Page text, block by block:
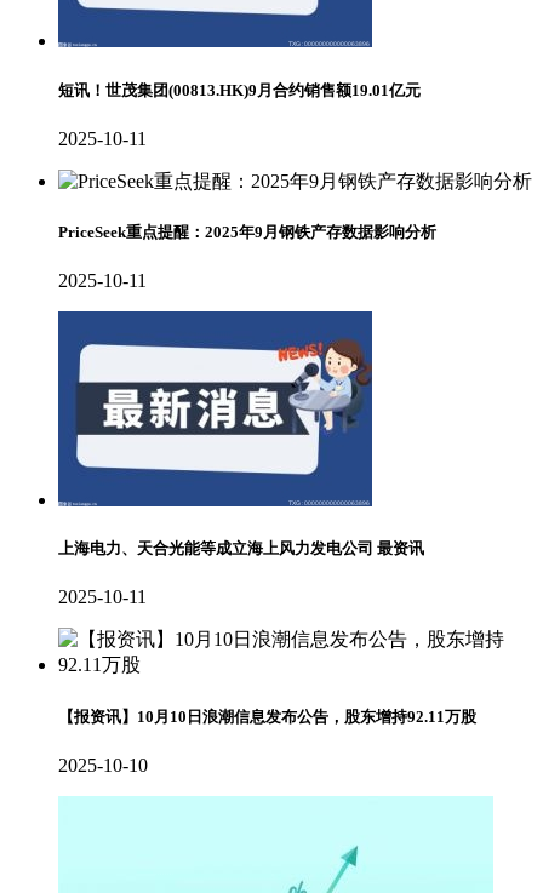
短讯！世茂集团(00813.HK)9月合约销售额19.01亿元
2025-10-11
PriceSeek重点提醒：2025年9月钢铁产存数据影响分析
2025-10-11
上海电力、天合光能等成立海上风力发电公司 最资讯
2025-10-11
【报资讯】10月10日浪潮信息发布公告，股东增持92.11万股
2025-10-10